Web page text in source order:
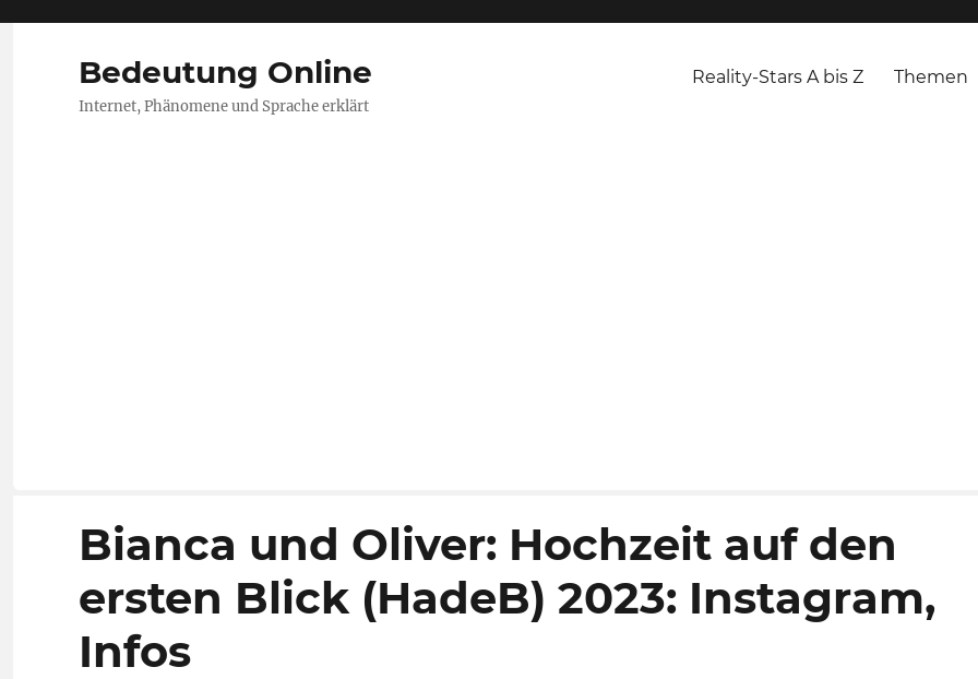
Bedeutung Online
Internet, Phänomene und Sprache erklärt
Reality-Stars A bis Z Themen
Bianca und Oliver: Hochzeit auf den
ersten Blick (HadeB) 2023: Instagram,
Infos